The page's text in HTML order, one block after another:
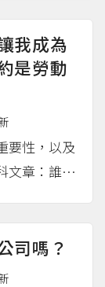
，請見法律
規範（mor
我成為
是勞動
要性，以及
文章：誰是
標準——勞
上是不是
司嗎？